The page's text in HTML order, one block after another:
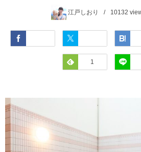
江戸しおり 10132
Feedly
1
レジャー・アクティビティ
自然・風景
お土産
産業・ものづくり
池田町
越前町
おおい町
プライバシーポリシー
Yahoo!ライフマガジン